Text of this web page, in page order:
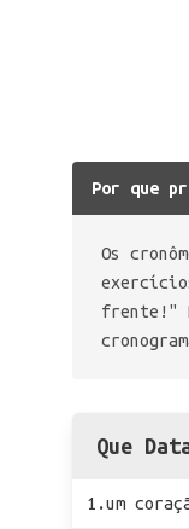
Por que
Os
frente!"
Que
1.um